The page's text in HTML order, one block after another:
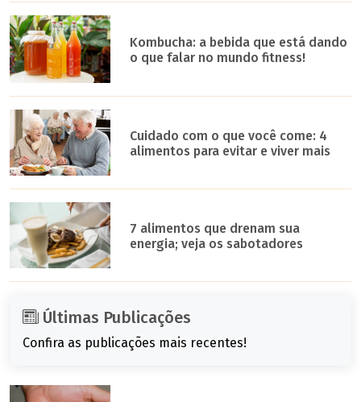
Kombucha: a bebida que está dando
o que falar no mundo fitness!
Cuidado com o que você come: 4
alimentos para evitar e viver mais
7 alimentos que drenam sua
energia; veja os sabotadores
Últimas Publicações
Confira as publicações mais recentes!